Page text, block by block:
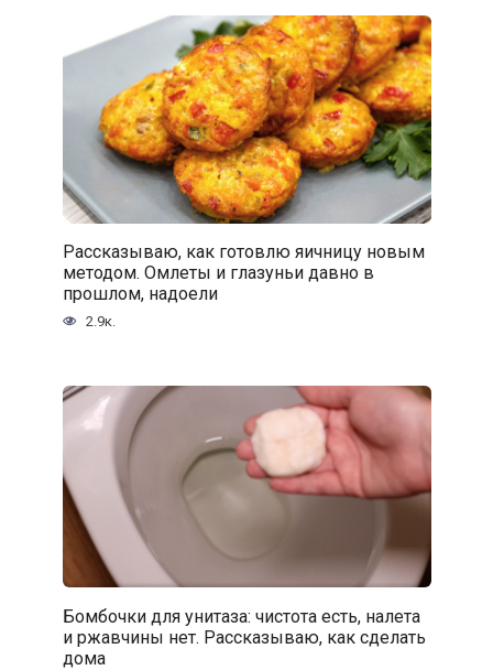
Рассказываю, как готовлю яичницу новым
методом. Омлеты и глазуньи давно в
прошлом, надоели
2.9к.
Бомбочки для унитаза: чистота есть, налета
и ржавчины нет. Рассказываю, как сделать
дома